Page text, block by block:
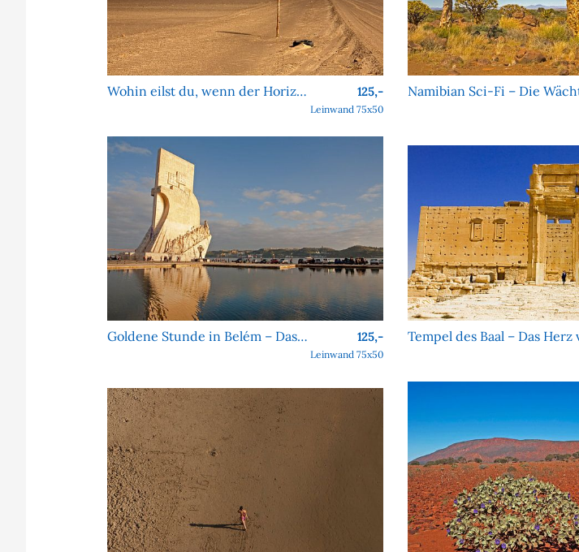
Wohin eilst du, wenn der Horizont sich nie nähert? 125,-
Leinwand 75x50
Goldene Stunde in Belém – Das Denkmal der Entdeckungen 125,-
Leinwand 75x50